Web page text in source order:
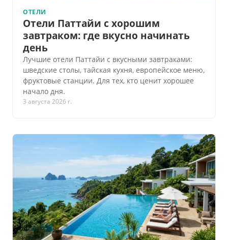
ОТЕЛИ
Отели Паттайи с хорошим
завтраком: где вкусно начинать
день
Лучшие отели Паттайи с вкусными завтраками:
шведские столы, тайская кухня, европейское меню,
фруктовые станции. Для тех, кто ценит хорошее
начало дня.
3 августа 2026 г.